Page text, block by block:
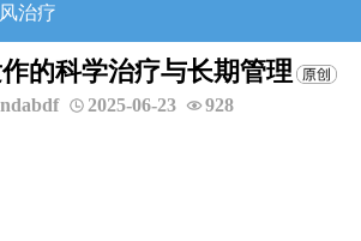
治疗
的科学治疗与长期管理
2025-06-23 928